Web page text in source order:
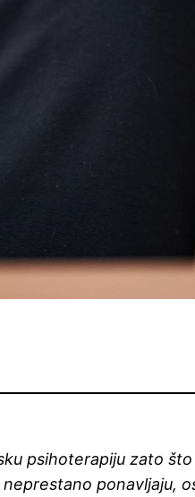
psihoterapiju zato
ponavljaju,